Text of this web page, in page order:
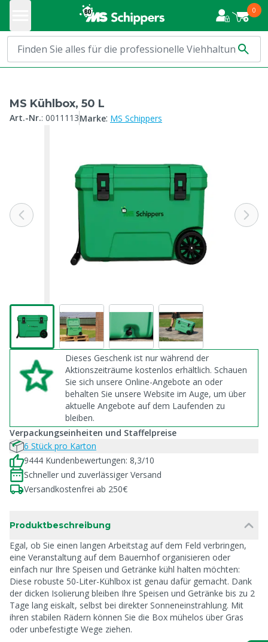
0
MS Kühlbox, 50 L
Art.-Nr.: 0011113Marke: MS Schippers
Dieses Geschenk ist nur während der
Aktionszeiträume kostenlos erhältlich. Schauen
Sie sich unsere Online-Angebote an oder
behalten Sie unsere Website im Auge, um über
aktuelle Angebote auf dem Laufenden zu
bleiben.
Verpackungseinheiten und Staffelpreise
6 Stück pro Karton
9444 Kundenbewertungen: 8,3/10
Schneller und zuverlässiger Versand
Versandkostenfrei ab 250€
Produktbeschreibung
Egal, ob Sie einen langen Arbeitstag auf dem Feld verbringen,
eine Veranstaltung auf dem Bauernhof organisieren oder
einfach nur Ihre Speisen und Getränke kühl halten möchten:
Diese robuste 50-Liter-Kühlbox ist genau dafür gemacht. Dank
der dicken Isolierung bleiben Ihre Speisen und Getränke bis zu 2
Tage lang eiskalt, selbst bei direkter Sonneneinstrahlung. Mit
ihren stabilen Rädern können Sie die Box mühelos über Gras
oder unbefestigte Wege ziehen.